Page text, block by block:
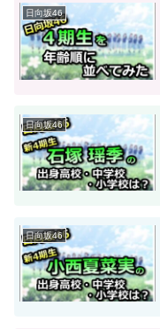
日向坂46
日向坂46
日向坂46